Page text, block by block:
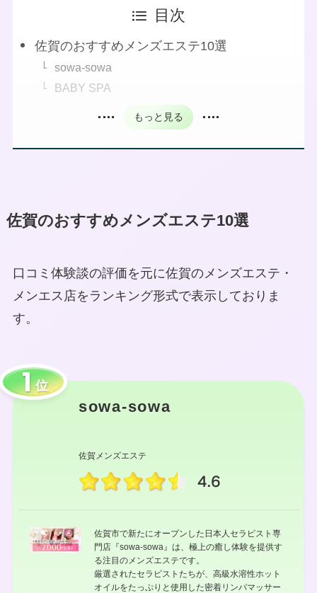
目次
佐賀のおすすめメンズエステ10選
sowa-sowa
BABY SPA
もっと見る
佐賀のおすすめメンズエステ10選
口コミ体験談の評価を元に佐賀のメンズエステ・
メンエス店をランキング形式で表示しておりま
す。
位
sowa-sowa
佐賀メンズエステ
4.6
佐賀市で新たにオープンした日本人セラピスト専
門店『sowa-sowa』は、極上の癒し体験を提供す
る注目のメンズエステです。
厳選されたセラピストたちが、高級水溶性ホット
オイルをたっぷりと使用した密着リンパマッサー